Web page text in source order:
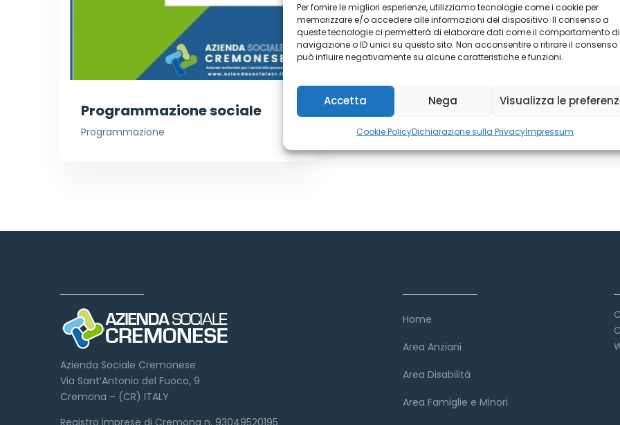
Per fornire le migliori esperienze, utilizziamo tecnologie come i cookie per
memorizzare e/o accedere alle informazioni del dispositivo. Il consenso a
queste tecnologie ci permetterà di elaborare dati come il comportamento di
navigazione o ID unici su questo sito. Non acconsentire o ritirare il consenso
può influire negativamente su alcune caratteristiche e funzioni.
Accetta Nega Visualizza le
Cookie PolicyDichiarazione sulla PrivacyImpressum
Programmazione sociale
Programmazione
Azienda Sociale Cremonese
Via Sant’Antonio del Fuoco, 9
Cremona – (CR) ITALY
Registro imprese di Cremona n. 93049520195
Home
Area Anziani
Area Disabilità
Area Famiglie e Minori